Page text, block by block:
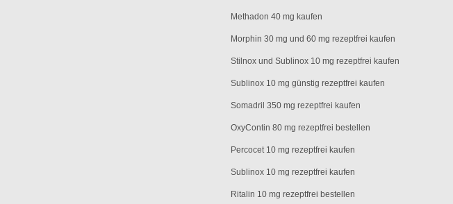
Methadon 40 mg kaufen
Morphin 30 mg und 60 mg rezeptfrei kaufen
Stilnox und Sublinox 10 mg rezeptfrei kaufen
Sublinox 10 mg günstig rezeptfrei kaufen
Somadril 350 mg rezeptfrei kaufen
OxyContin 80 mg rezeptfrei bestellen
Percocet 10 mg rezeptfrei kaufen
Sublinox 10 mg rezeptfrei kaufen
Ritalin 10 mg rezeptfrei bestellen